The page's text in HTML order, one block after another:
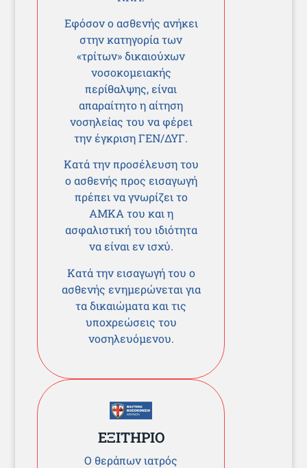
Εφόσον ο ασθενής ανήκει
στην κατηγορία των
«τρίτων» δικαιούχων
νοσοκομειακής
περίθαλψης, είναι
απαραίτητο η αίτηση
νοσηλείας του να φέρει
την έγκριση ΓΕΝ/ΔΥΓ.
Κατά την προσέλευση του
ο ασθενής προς εισαγωγή
πρέπει να γνωρίζει το
ΑΜΚΑ του και η
ασφαλιστική του ιδιότητα
να είναι εν ισχύ.
Κατά την εισαγωγή του ο
ασθενής ενημερώνεται για
τα δικαιώματα και τις
υποχρεώσεις του
νοσηλευόμενου.
ΕΞΙΤΗΡΙΟ
Ο θεράπων ιατρός